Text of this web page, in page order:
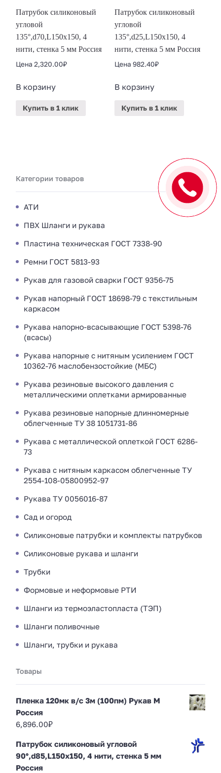
Патрубок силиконовый
угловой
135°,d70,L150x150, 4
нити, стенка 5 мм Россия
Цена 2,320.00₽
В корзину
Купить в 1 клик
Патрубок силиконовый
угловой
135°,d25,L150x150, 4
нити, стенка 5 мм Россия
Цена 982.40₽
В корзину
Купить в 1 клик
Категории товаров
АТИ
ПВХ Шланги и рукава
Пластина техническая ГОСТ 7338-90
Ремни ГОСТ 5813-93
Рукав для газовой сварки ГОСТ 9356-75
Рукав напорный ГОСТ 18698-79 с текстильным
каркасом
Рукава напорно-всасывающие ГОСТ 5398-76
(всасы)
Рукава напорные с нитяным усилением ГОСТ
10362-76 маслобензостойкие (МБС)
Рукава резиновые высокого давления с
металлическими оплетками армированные
Рукава резиновые напорные длинномерные
облегченные ТУ 38 1051731-86
Рукава с металлической оплеткой ГОСТ 6286-
73
Рукава с нитяным каркасом облегченные ТУ
2554-108-05800952-97
Рукава ТУ 0056016-87
Сад и огород
Силиконовые патрубки и комплекты патрубков
Силиконовые рукава и шланги
Трубки
Формовые и неформовые РТИ
Шланги из термоэластопласта (ТЭП)
Шланги поливочные
Шланги, трубки и рукава
Товары
Пленка 120мк в/с 3м (100пм) Рукав М
Россия
6,896.00₽
Патрубок силиконовый угловой
90°,d85,L150x150, 4 нити, стенка 5 мм
Россия